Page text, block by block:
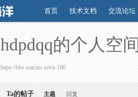
首页 技术文档 交流论坛
hdpdqq的个人空间
https://bbs.seacms.net/u-186
Ta的帖子 主题 回复